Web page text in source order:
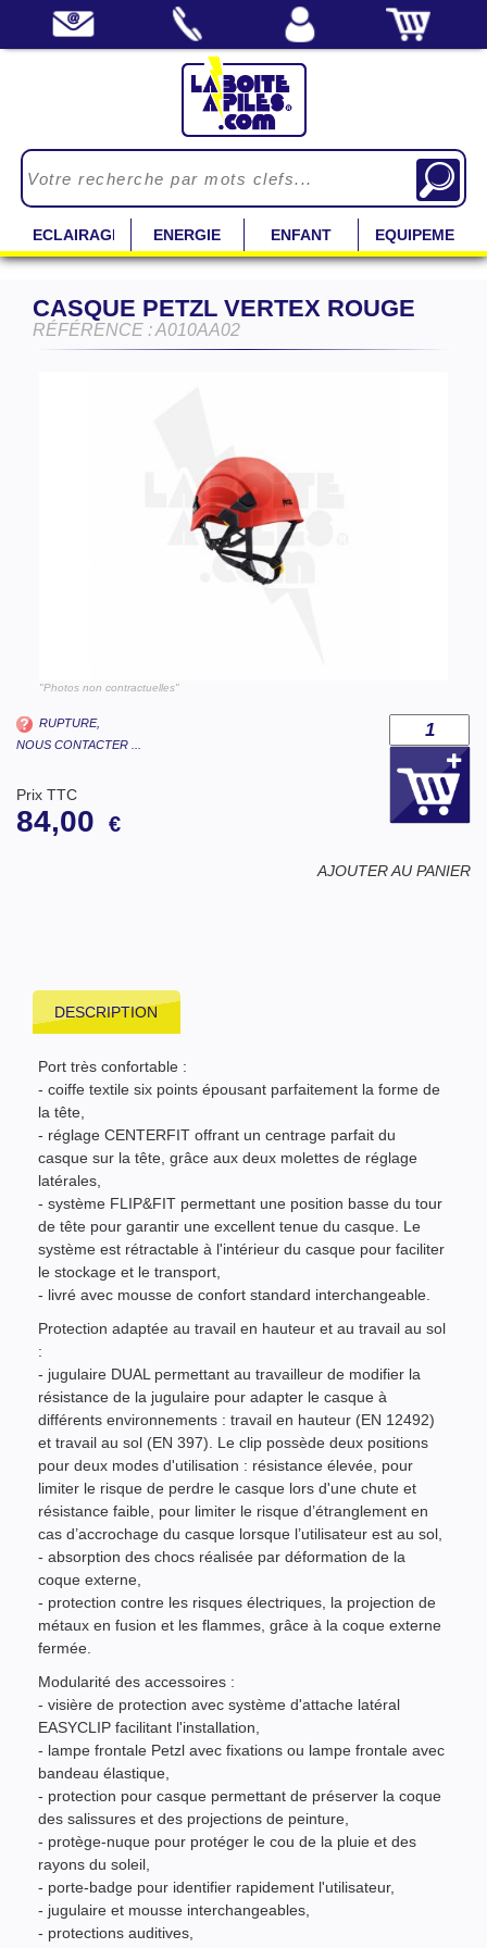
ECLAIRAGE ENERGIE ENFANT EQUIPEMENT
CASQUE PETZL VERTEX ROUGE
RÉFÉRENCE : A010AA02
"Photos non contractuelles"
RUPTURE,
NOUS CONTACTER ...
Prix TTC
84,00 €
AJOUTER AU PANIER
DESCRIPTION
Port très confortable :
- coiffe textile six points épousant parfaitement la forme de
la tête,
- réglage CENTERFIT offrant un centrage parfait du
casque sur la tête, grâce aux deux molettes de réglage
latérales,
- système FLIP&FIT permettant une position basse du tour
de tête pour garantir une excellent tenue du casque. Le
système est rétractable à l'intérieur du casque pour faciliter
le stockage et le transport,
- livré avec mousse de confort standard interchangeable.
Protection adaptée au travail en hauteur et au travail au sol
:
- jugulaire DUAL permettant au travailleur de modifier la
résistance de la jugulaire pour adapter le casque à
différents environnements : travail en hauteur (EN 12492)
et travail au sol (EN 397). Le clip possède deux positions
pour deux modes d'utilisation : résistance élevée, pour
limiter le risque de perdre le casque lors d'une chute et
résistance faible, pour limiter le risque d’étranglement en
cas d’accrochage du casque lorsque l’utilisateur est au sol,
- absorption des chocs réalisée par déformation de la
coque externe,
- protection contre les risques électriques, la projection de
métaux en fusion et les flammes, grâce à la coque externe
fermée.
Modularité des accessoires :
- visière de protection avec système d'attache latéral
EASYCLIP facilitant l'installation,
- lampe frontale Petzl avec fixations ou lampe frontale avec
bandeau élastique,
- protection pour casque permettant de préserver la coque
des salissures et des projections de peinture,
- protège-nuque pour protéger le cou de la pluie et des
rayons du soleil,
- porte-badge pour identifier rapidement l'utilisateur,
- jugulaire et mousse interchangeables,
- protections auditives,